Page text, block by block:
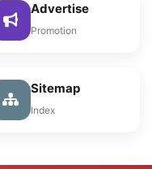
Advertise
Promotion
Sitemap
Index